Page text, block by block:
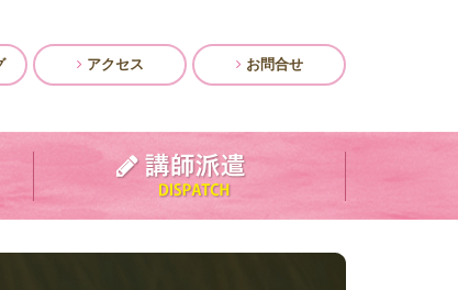
アクセス お問合せ